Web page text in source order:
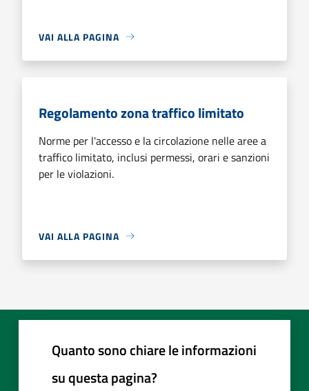
VAI ALLA PAGINA
Regolamento zona traffico limitato
Norme per l'accesso e la circolazione nelle aree a
traffico limitato, inclusi permessi, orari e sanzioni
per le violazioni.
VAI ALLA PAGINA
Quanto sono chiare le informazioni
su questa pagina?